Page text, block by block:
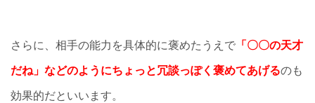
さらに、相手の能力を具体的に褒めたうえで 「〇〇の天才
だね」などのようにちょっと冗談っぽく褒めてあげるのも
効果的だといいます。